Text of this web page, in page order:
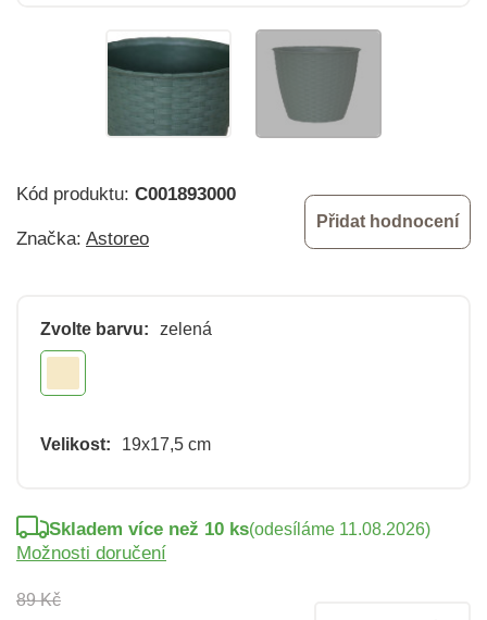
Kód produktu: C001893000
Značka: Astoreo
Přidat hodnocení
Zvolte barvu: zelená
Velikost: 19x17,5 cm
89 Kč
Skladem více než 10 ks(odesíláme 11.08.2026)
Možnosti doručení